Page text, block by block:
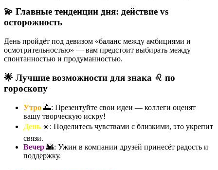
💫 Главные тенденции дня: действие vs
осторожность
День пройдёт под девизом «баланс между амбициями и
осмотрительностью» — вам предстоит выбирать между
спонтанностью и продуманностью.
🌟 Лучшие возможности для знака ♌ по
гороскопу
Утро 🌅: Презентуйте свои идеи — коллеги оценят
вашу творческую искру!
День ☀️: Поделитесь чувствами с близкими, это укрепит
связи.
Вечер 🌇: Ужин в компании друзей принесёт радость и
поддержку.